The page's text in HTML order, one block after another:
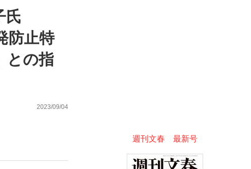
氏
防止特
との指
2023/09/04
週刊文春 最新号